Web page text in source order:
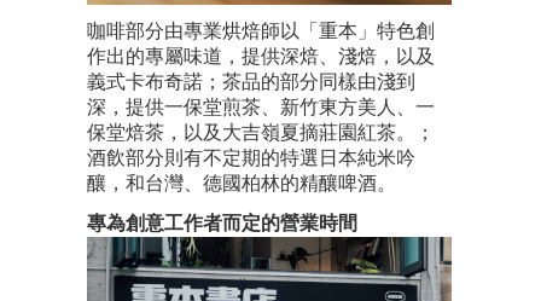
咖啡部分由專業烘焙師以「重本」特色創
作出的專屬味道，提供深焙、淺焙，以及
義式卡布奇諾；茶品的部分同樣由淺到
深，提供一保堂煎茶、新竹東方美人、一
保堂焙茶，以及大吉嶺夏摘莊園紅茶。；
酒飲部分則有不定期的特選日本純米吟
釀，和台灣、德國柏林的精釀啤酒。
專為創意工作者而定的營業時間